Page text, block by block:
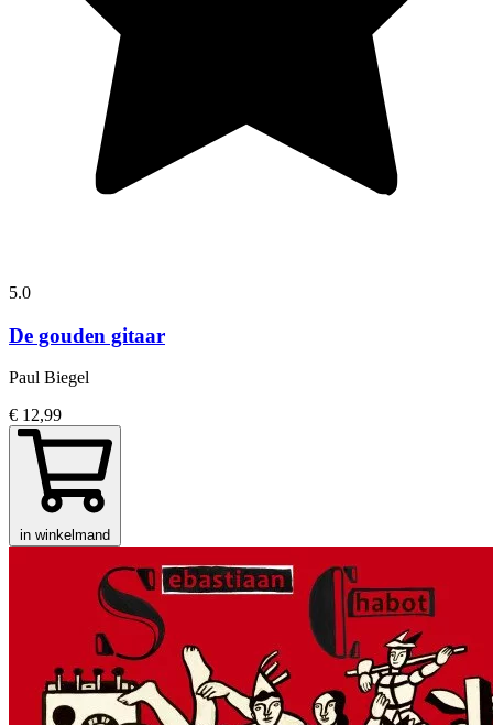
5.0
De gouden gitaar
Paul Biegel
€ 12,99
in winkelmand